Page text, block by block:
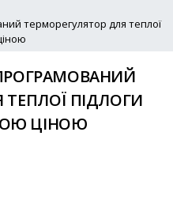
терморегулятор для теплої
ПІДЛОГИ
ЦІНОЮ